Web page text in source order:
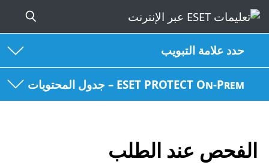
حدد علامة التبويب
ESET PROTECT On-Prem – جدول المحتويات
الفحص عند الطلب